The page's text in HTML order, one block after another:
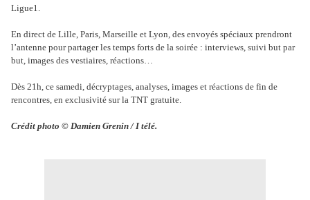
Ligue1.
En direct de Lille, Paris, Marseille et Lyon, des envoyés spéciaux prendront
l’antenne pour partager les temps forts de la soirée : interviews, suivi but par
but, images des vestiaires, réactions…
Dès 21h, ce samedi, décryptages, analyses, images et réactions de fin de
rencontres, en exclusivité sur la TNT gratuite.
Crédit photo © Damien Grenin / I télé.